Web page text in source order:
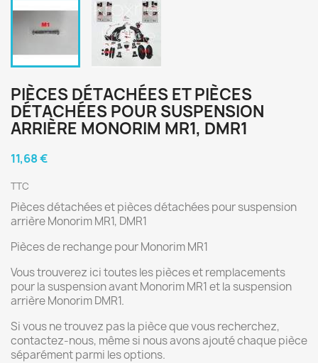
PIÈCES DÉTACHÉES ET PIÈCES
DÉTACHÉES POUR SUSPENSION
ARRIÈRE MONORIM MR1, DMR1
11,68 €
TTC
Pièces détachées et pièces détachées pour suspension
arrière Monorim MR1, DMR1
Pièces de rechange pour Monorim MR1
Vous trouverez ici toutes les pièces et remplacements
pour la suspension avant Monorim MR1 et la suspension
arrière Monorim DMR1.
Si vous ne trouvez pas la pièce que vous recherchez,
contactez-nous, même si nous avons ajouté chaque pièce
séparément parmi les options.